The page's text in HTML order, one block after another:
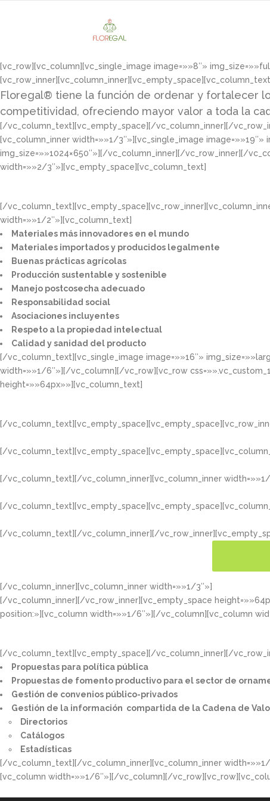
[vc_row][vc_column][vc_single_image image=»»8″»
Floregal® tiene la función de ordenar y fortalecer
competitividad, ofreciendo mayor valor a toda la
[/vc_column_text][vc_empty_space][/vc_column_inner][/
[vc_column_inner width=»»1/3″»][vc_single_image
img_size=»»1024×650″»][/vc_column_inner][/vc_row_inner][/
width=»»2/3″»][vc_empty_space][vc_column_text]
[/
width=»»1/2″»][vc_column_text]
Materiales más innovadores en el mundo​
Materiales importados y producidos legalmente​
Buenas prácticas agrícolas​
Producción sustentable y sostenible​
Manejo postcosecha adecuado​
Responsabilidad social​
Asociaciones incluyentes​
Respeto a la propiedad intelectual​​
Calidad y sanidad del producto​
[/vc_column_text][vc_single_image image=»»16″»
width=»»1/6″»][/vc_column][/vc_row][vc_row
height=»»64px»»][vc_column_text]
[/
[/
[/vc_column_text][/vc_column_inner][vc_column_inner
[/
[/vc_column_text][/vc_column_inner][/
[/vc_column_inner][vc_column_inner width=»»1/3″»]
[/vc_column_inner][/vc_row_inner][vc_empty_space
position:»][vc_column width=»»1/6″»][/vc_column][vc_column
[/vc_column_text][vc_empty_space][/vc_column_inner][/
Propuestas para política pública​
Propuestas de fomento productivo para el sector de
Gestión de convenios público-privados​
Gestión de la información compartida de la Cadena de
Directorios​
Catálogos​
Estadísticas
[/vc_column_text][/vc_column_inner][vc_column_inner
[vc_column width=»»1/6″»][/vc_column][/